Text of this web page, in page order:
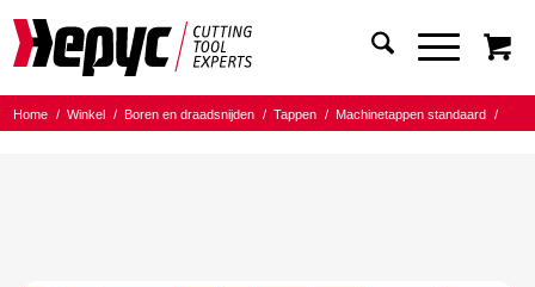
Home / Winkel / Boren en draadsnijden / Tappen / Machinetappen standaard
/